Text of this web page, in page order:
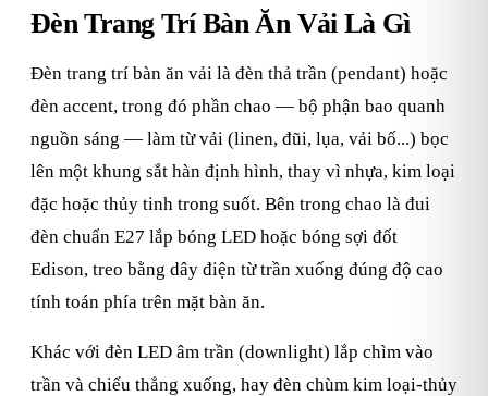
Đèn Trang Trí Bàn Ăn Vải Là Gì
Đèn trang trí bàn ăn vải là đèn thả trần (pendant) hoặc
đèn accent, trong đó phần chao — bộ phận bao quanh
nguồn sáng — làm từ vải (linen, đũi, lụa, vải bố...) bọc
lên một khung sắt hàn định hình, thay vì nhựa, kim loại
đặc hoặc thủy tinh trong suốt. Bên trong chao là đui
đèn chuẩn E27 lắp bóng LED hoặc bóng sợi đốt
Edison, treo bằng dây điện từ trần xuống đúng độ cao
tính toán phía trên mặt bàn ăn.
Khác với đèn LED âm trần (downlight) lắp chìm vào
trần và chiếu thẳng xuống, hay đèn chùm kim loại-thủy